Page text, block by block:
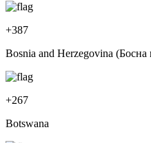
+387
Bosnia and Herzegovina
+267
Botswana